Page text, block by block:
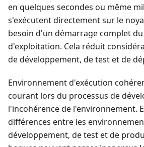
en quelques secondes ou même
s'exécutent directement sur le
besoin d'un démarrage complet
d'exploitation. Cela réduit
de développement, de test et de
Environnement d'exécution
courant lors du processus de
l'incohérence de l'environnement.
différences entre les
développement, de test et de